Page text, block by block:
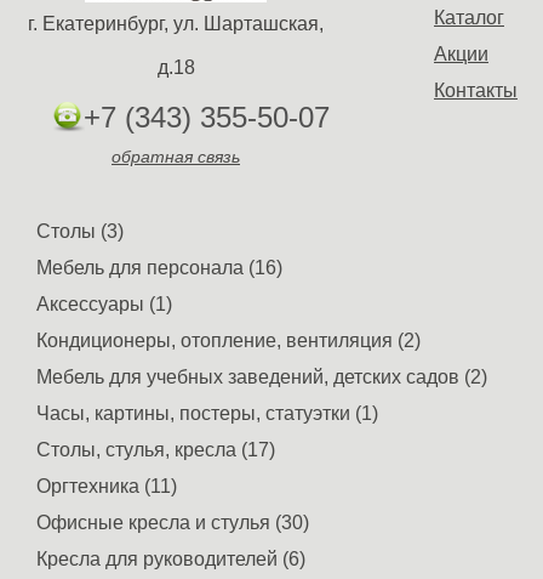
Каталог
Акции
Контакты
г. Екатеринбург, ул. Шарташская,
д.18
+7 (343) 355-50-07
обратная связь
Столы (3)
Мебель для персонала (16)
Аксессуары (1)
Кондиционеры, отопление, вентиляция (2)
Мебель для учебных заведений, детских садов (2)
Часы, картины, постеры, статуэтки (1)
Столы, стулья, кресла (17)
Оргтехника (11)
Офисные кресла и стулья (30)
Кресла для руководителей (6)